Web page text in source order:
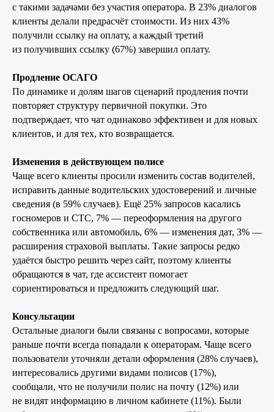
с такими задачами без участия оператора. В 23% диалогов
клиенты делали предрасчёт стоимости. Из них 43%
получили ссылку на оплату, а каждый третий
из получивших ссылку (67%) завершил оплату.
Продление ОСАГО
По динамике и долям шагов сценарий продления почти
повторяет структуру первичной покупки. Это
подтверждает, что чат одинаково эффективен и для новых
клиентов, и для тех, кто возвращается.
Изменения в действующем полисе
Чаще всего клиенты просили изменить состав водителей,
исправить данные водительских удостоверений и личные
сведения (в 59% случаев). Ещё 25% запросов касались
госномеров и СТС, 7% — переоформления на другого
собственника или автомобиль, 6% — изменения дат, 3% —
расширения страховой выплаты. Такие запросы редко
удаётся быстро решить через сайт, поэтому клиенты
обращаются в чат, где ассистент помогает
сориентироваться и предложить следующий шаг.
Консультации
Остальные диалоги были связаны с вопросами, которые
раньше почти всегда попадали к операторам. Чаще всего
пользователи уточняли детали оформления (28% случаев),
интересовались другими видами полисов (17%),
сообщали, что не получили полис на почту (12%) или
не видят информацию в личном кабинете (11%). Были